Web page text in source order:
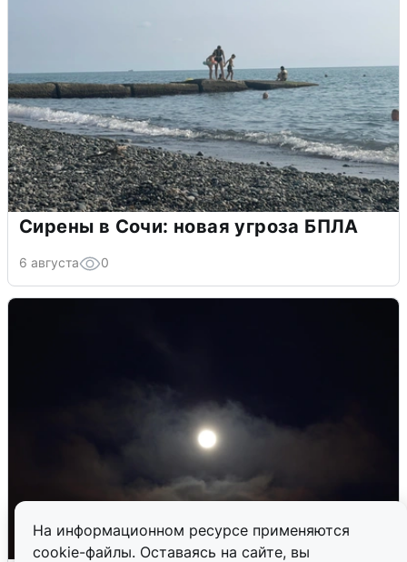
На информационном ресурсе применяются
cookie-файлы. Оставаясь на сайте, вы
Сирены в Сочи: новая угроза БПЛА
6 августа 0